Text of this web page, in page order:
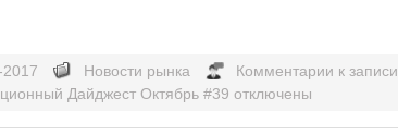
Новости рынка Комментарии к записи
Дайджест Октябрь #39 отключены